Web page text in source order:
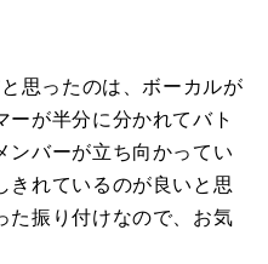
思ったのは、ボーカルが
ーが半分に分かれてバト
ンバーが立ち向かってい
きれているのが良いと思
た振り付けなので、お気